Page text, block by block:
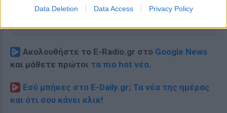
Data Deletion Data Access Privacy Policy
Ακολουθήστε το E-Radio.gr στο Google News
και μάθετε πρώτοι τα πιο hot νέα.
Εσύ μπήκες στο E-Daily.gr; Τα νέα της ημέρας
και ότι σου κάνει κλικ!